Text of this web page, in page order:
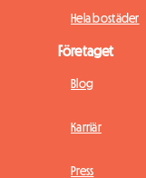
Hela bostäder
Företaget
Blog
Karriär
Press